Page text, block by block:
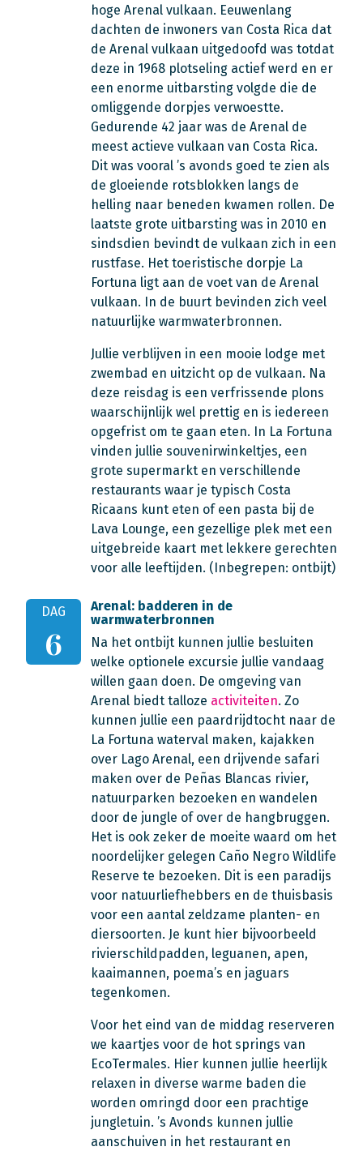
hoge Arenal vulkaan. Eeuwenlang
dachten de inwoners van Costa Rica dat
de Arenal vulkaan uitgedoofd was totdat
deze in 1968 plotseling actief werd en er
een enorme uitbarsting volgde die de
omliggende dorpjes verwoestte.
Gedurende 42 jaar was de Arenal de
meest actieve vulkaan van Costa Rica.
Dit was vooral ’s avonds goed te zien als
de gloeiende rotsblokken langs de
helling naar beneden kwamen rollen. De
laatste grote uitbarsting was in 2010 en
sindsdien bevindt de vulkaan zich in een
rustfase. Het toeristische dorpje La
Fortuna ligt aan de voet van de Arenal
vulkaan. In de buurt bevinden zich veel
natuurlijke warmwaterbronnen.
Jullie verblijven in een mooie lodge met
zwembad en uitzicht op de vulkaan. Na
deze reisdag is een verfrissende plons
waarschijnlijk wel prettig en is iedereen
opgefrist om te gaan eten. In La Fortuna
vinden jullie souvenirwinkeltjes, een
grote supermarkt en verschillende
restaurants waar je typisch Costa
Ricaans kunt eten of een pasta bij de
Lava Lounge, een gezellige plek met een
uitgebreide kaart met lekkere gerechten
voor alle leeftijden. (Inbegrepen: ontbijt)
DAG
6
Arenal: badderen in de
warmwaterbronnen
Na het ontbijt kunnen jullie besluiten
welke optionele excursie jullie vandaag
willen gaan doen. De omgeving van
Arenal biedt talloze activiteiten. Zo
kunnen jullie een paardrijdtocht naar de
La Fortuna waterval maken, kajakken
over Lago Arenal, een drijvende safari
maken over de Peñas Blancas rivier,
natuurparken bezoeken en wandelen
door de jungle of over de hangbruggen.
Het is ook zeker de moeite waard om het
noordelijker gelegen Caño Negro Wildlife
Reserve te bezoeken. Dit is een paradijs
voor natuurliefhebbers en de thuisbasis
voor een aantal zeldzame planten- en
diersoorten. Je kunt hier bijvoorbeeld
rivierschildpadden, leguanen, apen,
kaaimannen, poema’s en jaguars
tegenkomen.
Voor het eind van de middag reserveren
we kaartjes voor de hot springs van
EcoTermales. Hier kunnen jullie heerlijk
relaxen in diverse warme baden die
worden omringd door een prachtige
jungletuin. ’s Avonds kunnen jullie
aanschuiven in het restaurant en